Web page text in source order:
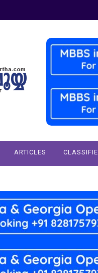
ARTICLES